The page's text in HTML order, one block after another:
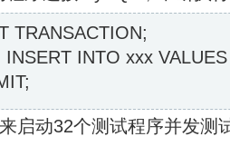
TRANSACTION;
INSERT INTO xxx
启动32个测试程序并发测